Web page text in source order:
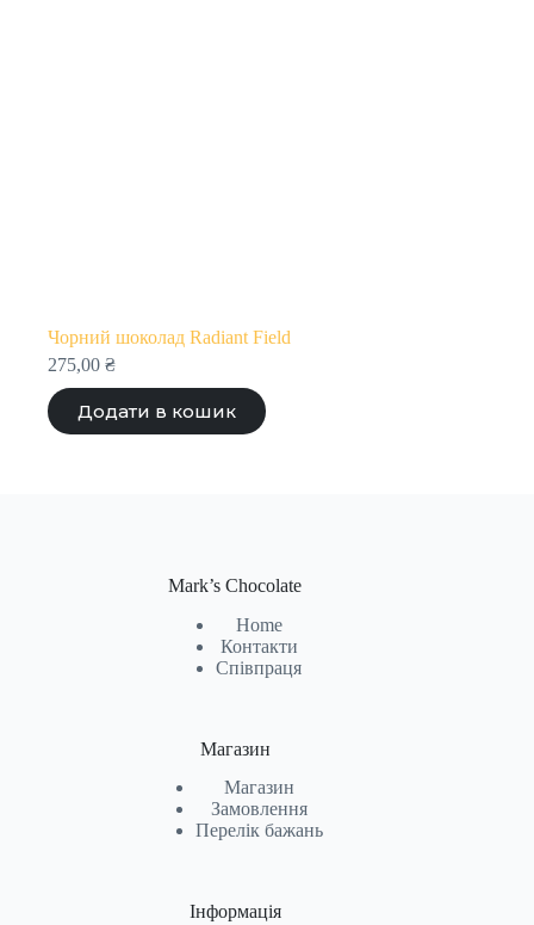
Чорний шоколад Radiant Field
275,00 ₴
Додати в кошик
Mark’s Chocolate
Home
Контакти
Співпраця
Магазин
Магазин
Замовлення
Перелік бажань
Інформація